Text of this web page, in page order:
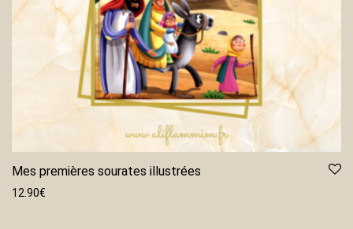
Mes premières sourates illustrées
12.90€